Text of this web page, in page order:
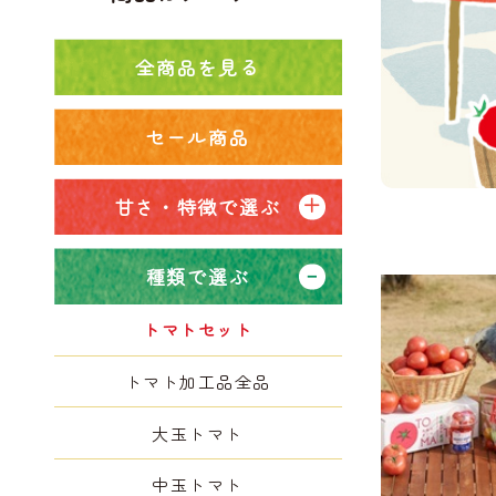
全商品を見る
セール商品
甘さ・特徴で選ぶ
種類で選ぶ
トマトセット
トマト加工品全品
大玉トマト
中玉トマト